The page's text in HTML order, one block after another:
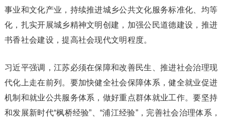
事业和文化产业，持续推进城乡公共文化服务标准化、均等
化，扎实开展城乡精神文明创建，加强公民道德建设，推进
书香社会建设，提高社会现代文明程度。
习近平强调，江苏必须在保障和改善民生、推进社会治理现
代化上走在前列。要加快健全社会保障体系，健全就业促进
机制和就业公共服务体系，做好重点群体就业工作。要坚持
和发展新时代“枫桥经验”、“浦江经验”，完善社会治理体系，